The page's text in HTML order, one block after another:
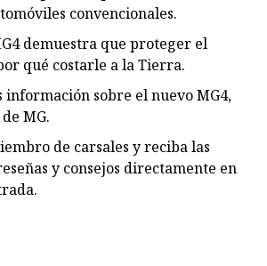
convencionales.
demuestra que proteger el
qué costarle a la Tierra.
información sobre el nuevo MG4,
MG.
de carsales y reciba las
y consejos directamente en